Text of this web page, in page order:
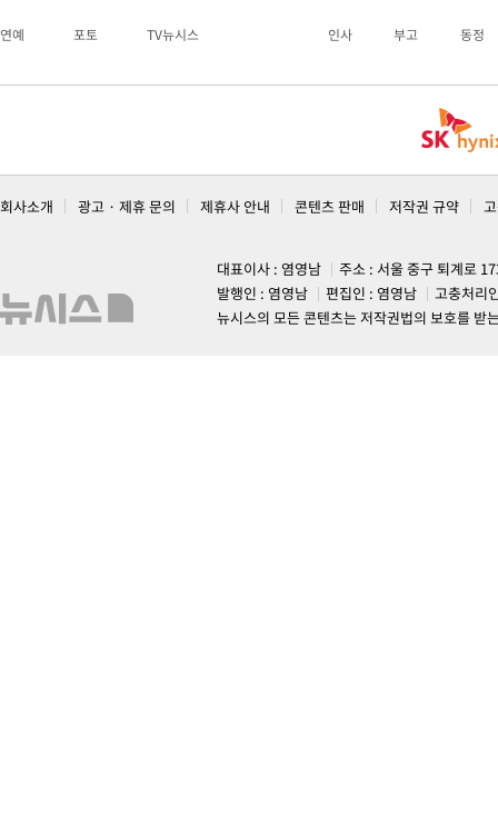
연예 포토 TV뉴시스 인사 부고 동정
회사소개 광고 · 제휴 문의 제휴사 안내 콘텐츠 판매 저작권 규약
대표이사 : 염영남
주소 : 서울 중구 퇴계로
발행인 : 염영남
편집인 : 염영남
고충처리
뉴시스의 모든 콘텐츠는 저작권법의 보호를